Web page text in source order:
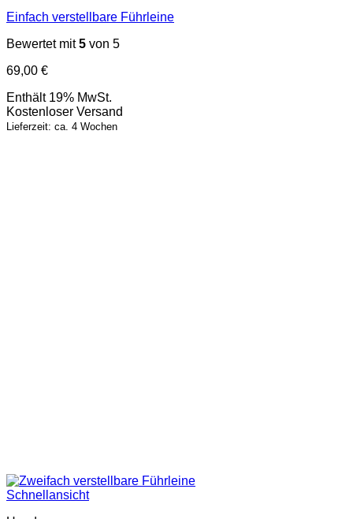
Einfach verstellbare Führleine
Bewertet mit5 von 5
69,00 €
Enthält 19% MwSt.
Kostenloser Versand
Lieferzeit: ca. 4 Wochen
Schnellansicht